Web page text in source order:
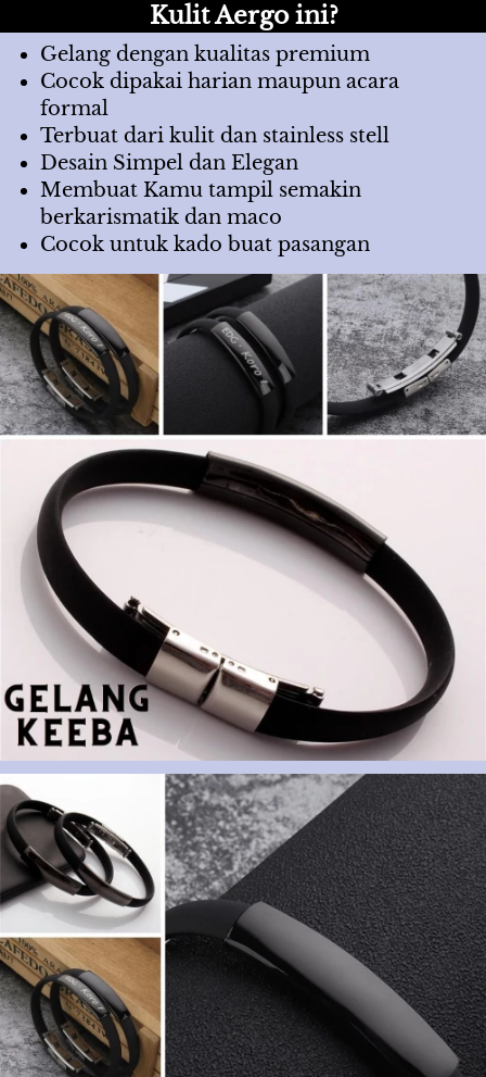
Kulit Aergo ini?
Gelang dengan kualitas premium
Cocok dipakai harian maupun acara
formal
Terbuat dari kulit dan stainless stell
Desain Simpel dan Elegan
Membuat Kamu tampil semakin
berkarismatik dan maco
Cocok untuk kado buat pasangan